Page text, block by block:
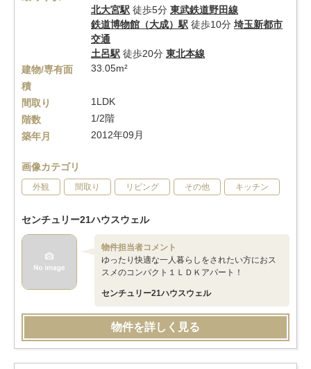
北大宮駅 徒歩5分 東武鉄道野田線
鉄道博物館（大成）駅 徒歩10分 埼玉新都市
交通
土呂駅 徒歩20分 東北本線
建物/専有面
積
33.05m²
間取り
1LDK
階数
1/2階
築年月
2012年09月
画像カテゴリ
外観 間取り リビング その他 キッチン
センチュリー21ハウスウェル
物件担当者コメント
ゆったり快適な一人暮らしをされたい方におス
スメのコンパクト１ＬＤＫアパート！
センチュリー21ハウスウェル
物件を詳しく見る